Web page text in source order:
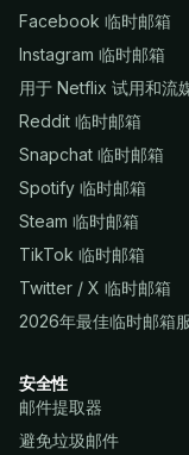
Facebook 临时邮箱
Instagram 临时邮箱
用于 Netflix 试用和流
Reddit 临时邮箱
Snapchat 临时邮箱
Spotify 临时邮箱
Steam 临时邮箱
TikTok 临时邮箱
Twitter / X 临时邮箱
2026年最佳临时邮箱
安全性
邮件提取器
避免垃圾邮件